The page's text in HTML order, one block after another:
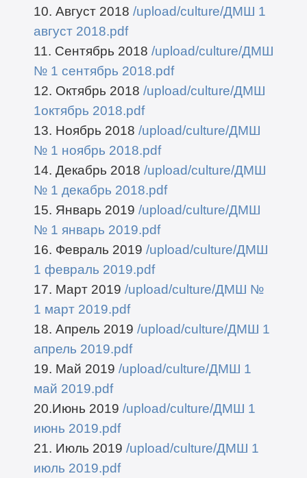
10. Август 2018 /upload/culture/ДМШ 1
август 2018.pdf
11. Сентябрь 2018 /upload/culture/ДМШ
№ 1 сентябрь 2018.pdf
12. Октябрь 2018 /upload/culture/ДМШ
1октябрь 2018.pdf
13. Ноябрь 2018 /upload/culture/ДМШ
№ 1 ноябрь 2018.pdf
14. Декабрь 2018 /upload/culture/ДМШ
№ 1 декабрь 2018.pdf
15. Январь 2019 /upload/culture/ДМШ
№ 1 январь 2019.pdf
16. Февраль 2019 /upload/culture/ДМШ
1 февраль 2019.pdf
17. Март 2019 /upload/culture/ДМШ №
1 март 2019.pdf
18. Апрель 2019 /upload/culture/ДМШ 1
апрель 2019.pdf
19. Май 2019 /upload/culture/ДМШ 1
май 2019.pdf
20.Июнь 2019 /upload/culture/ДМШ 1
июнь 2019.pdf
21. Июль 2019 /upload/culture/ДМШ 1
июль 2019.pdf